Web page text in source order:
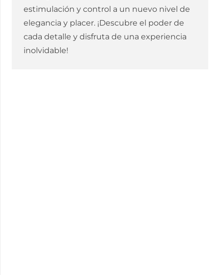
estimulación y control a un nuevo nivel de
elegancia y placer. ¡Descubre el poder de
cada detalle y disfruta de una experiencia
inolvidable!